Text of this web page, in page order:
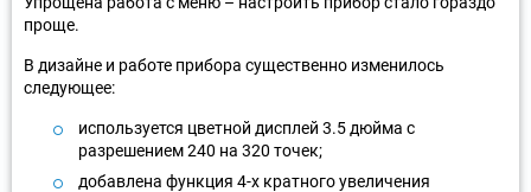
проще.
В дизайне и работе прибора существенно изменилось
следующее:
используется цветной дисплей 3.5 дюйма с
разрешением 240 на 320 точек;
добавлена функция 4-х кратного увеличения